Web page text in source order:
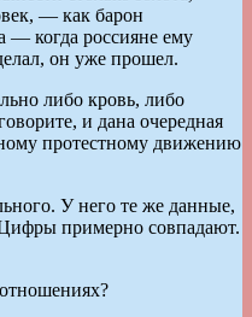
— как барон
— когда россияне ему
он уже прошел.
либо кровь, либо
и дана очередная
протестному движению
У него те же данные,
примерно совпадают.